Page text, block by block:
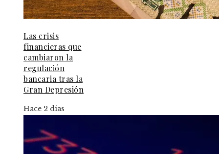
Las crisis
financieras que
cambiaron la
regulación
bancaria tras la
Gran Depresión
Hace 2 días